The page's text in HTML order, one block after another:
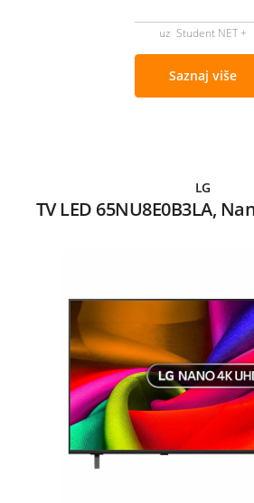
uz Student NET +
Saznaj više
LG
TV LED 65NU8E0B3LA,